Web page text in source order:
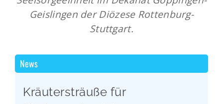
Geislingen der Diözese Rottenburg-
Stuttgart.
News
Kräutersträuße für